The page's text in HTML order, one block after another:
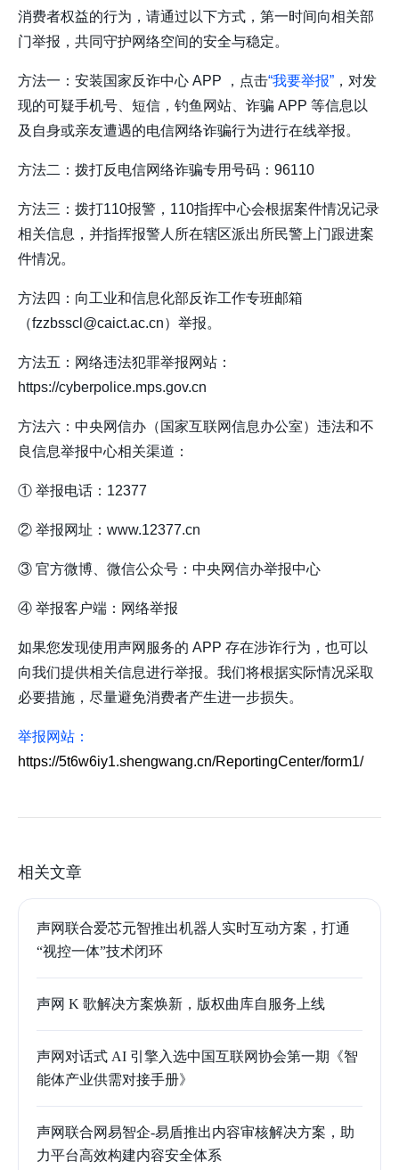
消费者权益的行为，请通过以下方式，第一时间向相关部
门举报，共同守护网络空间的安全与稳定。
方法一：安装国家反诈中心 APP ，点击“我要举报” ，对发
现的可疑手机号、短信，钓鱼网站、诈骗 APP 等信息以
及自身或亲友遭遇的电信网络诈骗行为进行在线举报。
方法二：拨打反电信网络诈骗专用号码：96110
方法三：拨打110报警，110指挥中心会根据案件情况记录
相关信息，并指挥报警人所在辖区派出所民警上门跟进案
件情况。
方法四：向工业和信息化部反诈工作专班邮箱
（fzzbsscl@caict.ac.cn）举报。
方法五：网络违法犯罪举报网站：
https://cyberpolice.mps.gov.cn
方法六：中央网信办（国家互联网信息办公室）违法和不
良信息举报中心相关渠道：
① 举报电话：12377
② 举报网址：www.12377.cn
③ 官方微博、微信公众号：中央网信办举报中心
④ 举报客户端：网络举报
如果您发现使用声网服务的 APP 存在涉诈行为，也可以
向我们提供相关信息进行举报。我们将根据实际情况采取
必要措施，尽量避免消费者产生进一步损失。
举报网站：
https://5t6w6iy1.shengwang.cn/ReportingCenter/form1/
相关文章
声网联合爱芯元智推出机器人实时互动方案，打通
“视控一体”技术闭环
声网 K 歌解决方案焕新，版权曲库自服务上线
声网对话式 AI 引擎入选中国互联网协会第一期《智
能体产业供需对接手册》
声网联合网易智企-易盾推出内容审核解决方案，助
力平台高效构建内容安全体系